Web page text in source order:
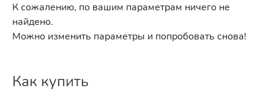
К сожалению, по вашим параметрам ничего не
найдено.
Можно изменить параметры и попробовать снова!
Как купить